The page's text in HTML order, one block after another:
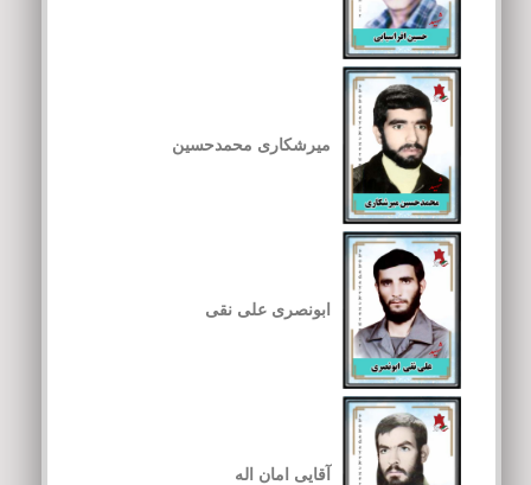
میرشکاری محمدحسین
ابونصری علی نقی
آقایی امان اله